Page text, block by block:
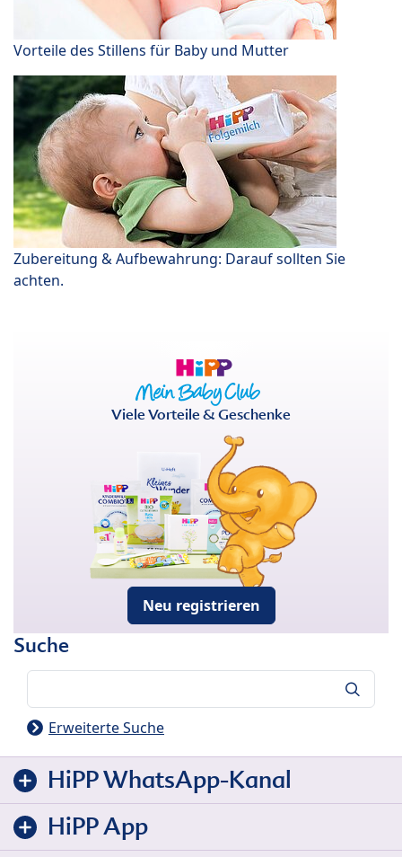
Vorteile des Stillens für Baby und Mutter
Zubereitung & Aufbewahrung: Darauf sollten Sie
achten.
Viele Vorteile & Geschenke
Neu registrieren
Suche
Erweiterte Suche
HiPP WhatsApp-Kanal
HiPP App